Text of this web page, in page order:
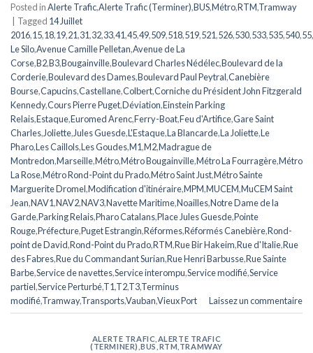
Posted inAlerte Trafic,Alerte Trafic (Terminer),BUS,Métro,RTM,Tramway
Tagged 14 Juillet
2016,15,18,19,21,31,32,33,41,45,49,509,518,519,521,526,530,533,535,540,55,
Le Silo,Avenue Camille Pelletan,Avenue de La
Corse,B2,B3,Bougainville,Boulevard Charles Nédélec,Boulevard de la
Corderie,Boulevard des Dames,Boulevard Paul Peytral,Canebière
Bourse,Capucins,Castellane,Colbert,Corniche du Président John Fitzgerald
Kennedy,Cours Pierre Puget,Déviation,Einstein Parking
Relais,Estaque,Euromed Arenc,Ferry-Boat,Feu d'Artifice,Gare Saint
Charles,Joliette,Jules Guesde,L'Estaque,La Blancarde,La Joliette,Le
Pharo,Les Caillols,Les Goudes,M1,M2,Madrague de
Montredon,Marseille,Métro,Métro Bougainville,Métro La Fourragère,Métro
La Rose,Métro Rond-Point du Prado,Métro Saint Just,Métro Sainte
Marguerite Dromel,Modification d'itinéraire,MPM,MUCEM,MuCEM Saint
Jean,NAV1,NAV2,NAV3,Navette Maritime,Noailles,Notre Dame de la
Garde,Parking Relais,Pharo Catalans,Place Jules Guesde,Pointe
Rouge,Préfecture,Puget Estrangin,Réformes,Réformés Canebière,Rond-
point de David,Rond-Point du Prado,RTM,Rue Bir Hakeim,Rue d'Italie,Rue
des Fabres,Rue du Commandant Surian,Rue Henri Barbusse,Rue Sainte
Barbe,Service de navettes,Service interompu,Service modifié,Service
partiel,Service Perturbé,T1,T2,T3,Terminus
modifié,Tramway,Transports,Vauban,Vieux Port Laissez un commentaire
ALERTE TRAFIC ALERTE TRAFIC
(TERMINER) ,BUS RTM TRAMWAY